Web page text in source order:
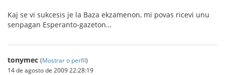
Kaj se vi sukcesis je la Baza ekzamenon, mi povas ricevi unu
senpagan Esperanto-gazeton…
tonymec (Mostrar o perfil)
14 de agosto de 2009 22:28:19